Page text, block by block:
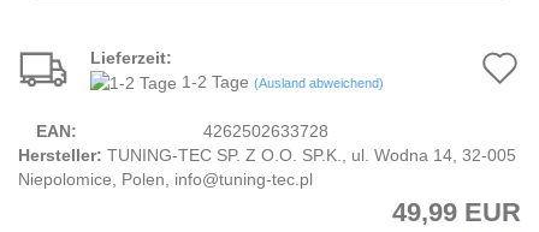
Lieferzeit:
1-2 Tage (Ausland abweichend)
EAN:
4262502633728
Hersteller: TUNING-TEC SP. Z O.O. SP.K., ul. Wodna 14, 32-005
Niepolomice, Polen, info@tuning-tec.pl
49,99 EUR